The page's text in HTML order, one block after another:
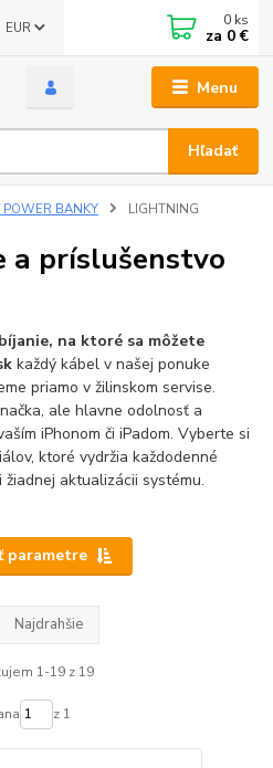
Menu
EUR
Hľadať
0 ks
za 0 €
POWER BANKY LIGHTNING
a príslušenstvo
na ktoré sa môžete
každý kábel v našej ponuke
priamo v žilinskom servise.
ale hlavne odolnosť a
iPhonom či iPadom. Vyberte si
ktoré vydržia každodenné
aktualizácii systému.
parametre
Najdrahšie
1-19 z 19
z 1